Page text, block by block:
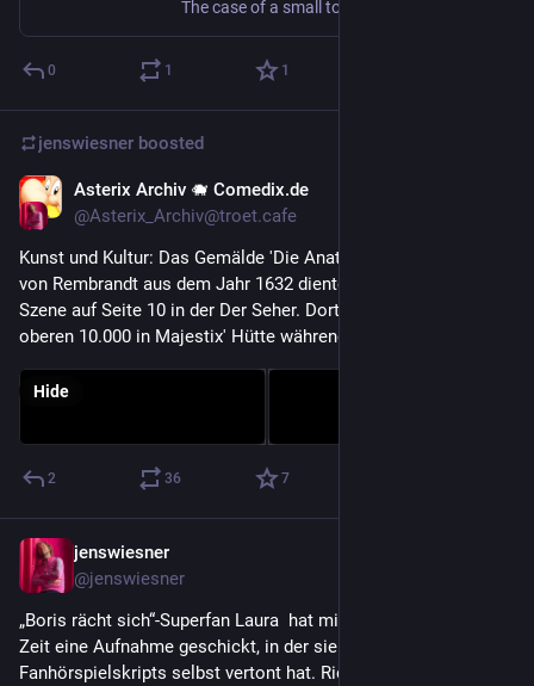
0 1 1
jenswiesner boosted
Asterix Archiv 🐗 Comedix.de
@Asterix_Archiv@troet.cafe
Kunst und Kultur: Das Gemälde 'Die Anatomie des Dr. Tulp'
von Rembrandt aus dem Jahr 1632 diente als Vorlage für die
Szene auf Seite 10 in der Der Seher. Dort versammeln sich die
oberen 10.000 in Majestix' Hütte während eines Gewitters.
Hide
2 36 7
jenswiesner
@jenswiesner
„Boris rächt sich“-Superfan Laura  hat mir schon vor einiger
Zeit eine Aufnahme geschickt, in der sie Szene 14 meines
Fanhörspielskripts selbst vertont hat. Richtig gut ist‘s